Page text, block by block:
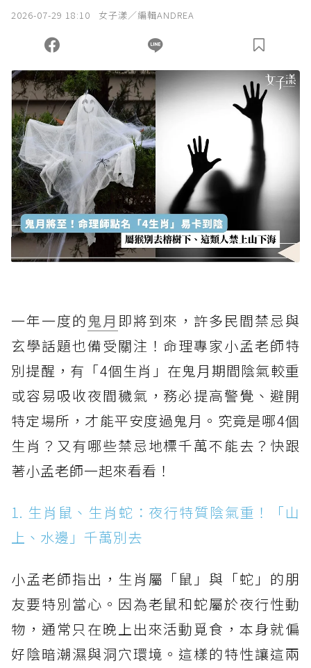
您當前剩餘 U 利點數：0點；前往 購買點數
2026-07-29 18:10 女子漾／編輯ANDREA
一年一度的鬼月 即將到來，許多民間禁忌與
玄學話題也備受關注！命理專家小孟老師特
別提醒，有「4個生肖」在鬼月期間陰氣較重
或容易吸收夜間穢氣，務必提高警覺、避開
特定場所，才能平安度過鬼月。究竟是哪4個
生肖？又有哪些禁忌地標千萬不能去？快跟
著小孟老師一起來看看！
1. 生肖鼠、生肖蛇：夜行特質陰氣重！「山
上、水邊」千萬別去
小孟老師指出，生肖屬「鼠」與「蛇」的朋
友要特別當心。因為老鼠和蛇屬於夜行性動
物，通常只在晚上出來活動覓食，本身就偏
好陰暗潮濕與洞穴環境。這樣的特性讓這兩